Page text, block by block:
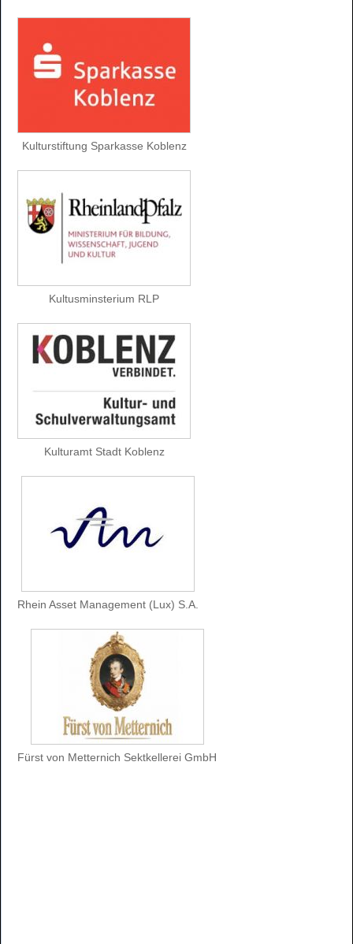
Kulturstiftung Sparkasse Koblenz
Kultusminsterium RLP
Kulturamt Stadt Koblenz
Rhein Asset Management (Lux) S.A.
Fürst von Metternich Sektkellerei GmbH